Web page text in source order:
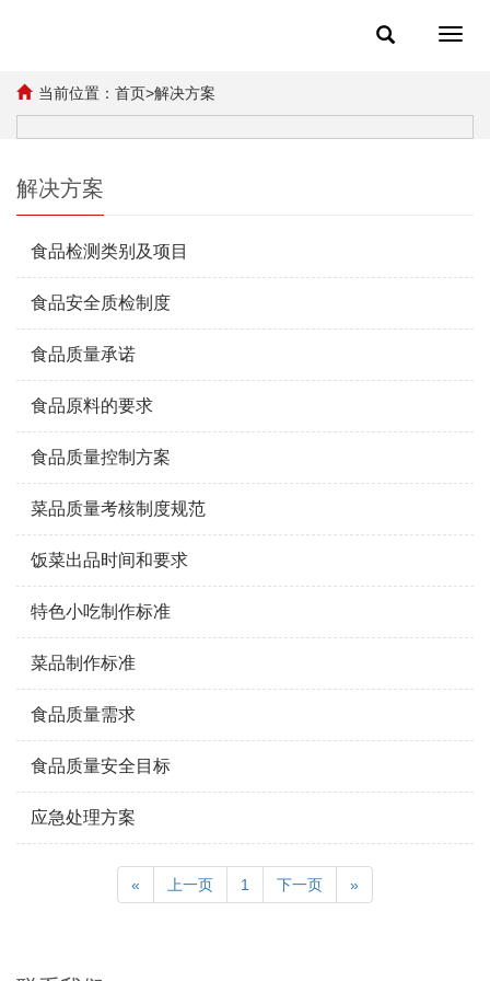
当前位置： 首页>解决方案
解决方案
食品检测类别及项目
食品安全质检制度
食品质量承诺
食品原料的要求
食品质量控制方案
菜品质量考核制度规范
饭菜出品时间和要求
特色小吃制作标准
菜品制作标准
食品质量需求
食品质量安全目标
应急处理方案
« 上一页 1 下一页 »